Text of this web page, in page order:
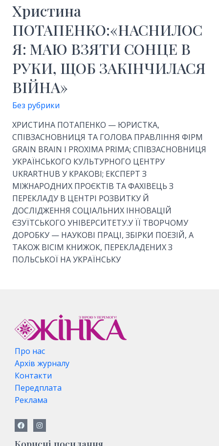
Христина
ПОТАПЕНКО:«НАСНИЛОС
Я: МАЮ ВЗЯТИ СОНЦЕ В
РУКИ, ЩОБ ЗАКІНЧИЛАСЯ
ВІЙНА»
Без рубрики
ХРИСТИНА ПОТАПЕНКО — ЮРИСТКА,
СПІВЗАСНОВНИЦЯ ТА ГОЛОВА ПРАВЛІННЯ ФІРМ
GRAIN BRAIN І PROXIMA PRIMA; СПІВЗАСНОВНИЦЯ
УКРАЇНСЬКОГО КУЛЬТУРНОГО ЦЕНТРУ
UKRARTHUB У КРАКОВІ; ЕКСПЕРТ З
МІЖНАРОДНИХ ПРОЄКТІВ ТА ФАХІВЕЦЬ З
ПЕРЕКЛАДУ В ЦЕНТРІ РОЗВИТКУ Й
ДОСЛІДЖЕННЯ СОЦІАЛЬНИХ ІННОВАЦІЙ
ЄЗУЇТСЬКОГО УНІВЕРСИТЕТУ.У ЇЇ ТВОРЧОМУ
ДОРОБКУ — НАУКОВІ ПРАЦІ, ЗБІРКИ ПОЕЗІЙ, А
ТАКОЖ ВІСІМ КНИЖОК, ПЕРЕКЛАДЕНИХ З
ПОЛЬСЬКОЇ НА УКРАЇНСЬКУ
Про нас
Архів журналу
Контакти
Передплата
Реклама